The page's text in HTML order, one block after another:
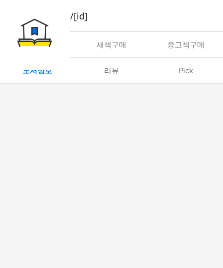
book/rent/[id]
대여 새책구매 중고책구매
도서정보 리뷰 Pick